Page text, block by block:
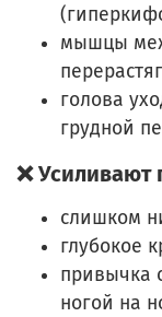
мышцы
голова
грудной
❌ Усиливают
слишком
глубокое
привычка
ногой на